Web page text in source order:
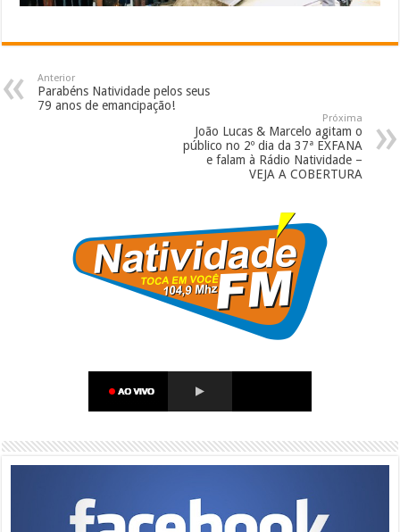
Anterior
Parabéns Natividade pelos seus
79 anos de emancipação!
Próxima
João Lucas & Marcelo agitam o
público no 2º dia da 37ª EXFANA
e falam à Rádio Natividade –
VEJA A COBERTURA